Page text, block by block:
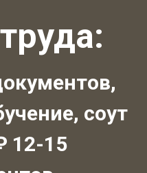
соут
12-15